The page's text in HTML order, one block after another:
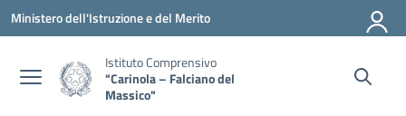
Vai ai contenuti
Vai al menu di navigazione
Vai al footer
Ministero dell'Istruzione e del Merito
Istituto Comprensivo
"Carinola – Falciano del
Massico"